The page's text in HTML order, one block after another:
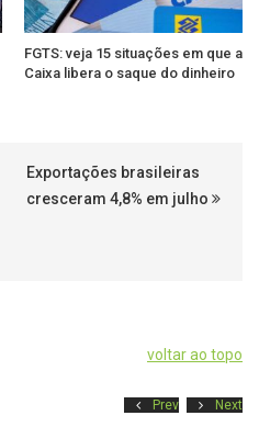
FGTS: veja 15 situações em que a
Caixa libera o saque do dinheiro
Exportações brasileiras
cresceram 4,8% em julho
voltar ao topo
Prev Next